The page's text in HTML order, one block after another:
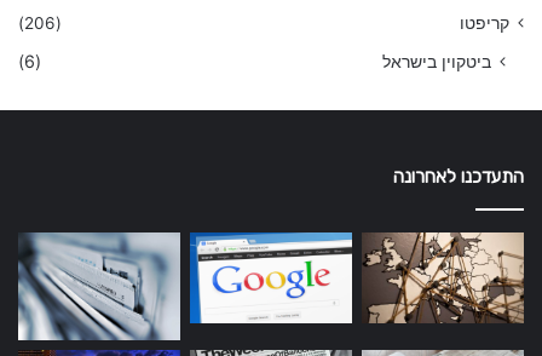
קריפטו
(206)
ביטקוין בישראל (6)
התעדכנו לאחרונה